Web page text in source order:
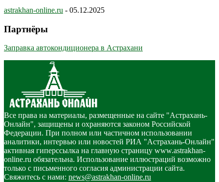
astrakhan-online.ru - 05.12.2025
Партнёры
Заправка автокондиционера в Астрахани
Все права на материалы, размещенные на сайте "Астрахань-
Онлайн", защищены и охраняются законом Российской
Федерации. При полном или частичном использовании
аналитики, интервью или новостей РИА "Астрахань-Онлайн"
активная гиперссылка на главную страницу www.astrakhan-
online.ru обязательна. Использование иллюстраций возможно
только с письменного согласия администрации сайта.
Свяжитесь с нами: news@astrakhan-online.ru